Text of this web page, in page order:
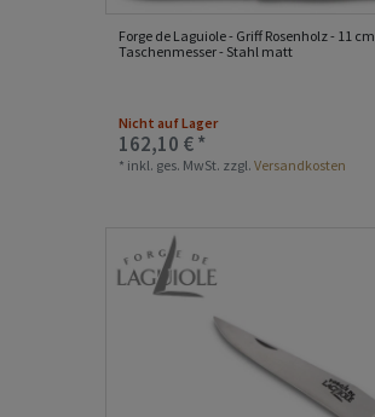
Forge de Laguiole - Griff Rosenholz - 11 cm
Taschenmesser - Stahl matt
Nicht auf Lager
162,10 € *
* inkl. ges. MwSt. zzgl.Versandkosten